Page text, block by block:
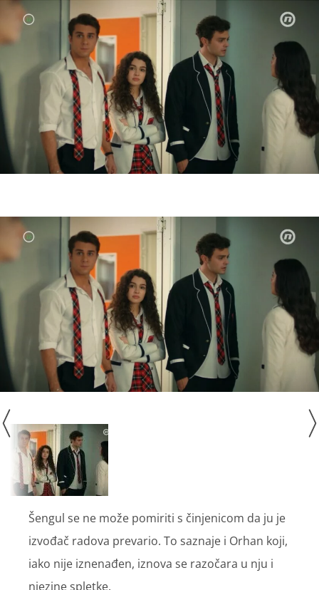
Šengul se ne može pomiriti s činjenicom da ju je
izvođač radova prevario. To saznaje i Orhan koji,
iako nije iznenađen, iznova se razočara u nju i
njezine spletke.